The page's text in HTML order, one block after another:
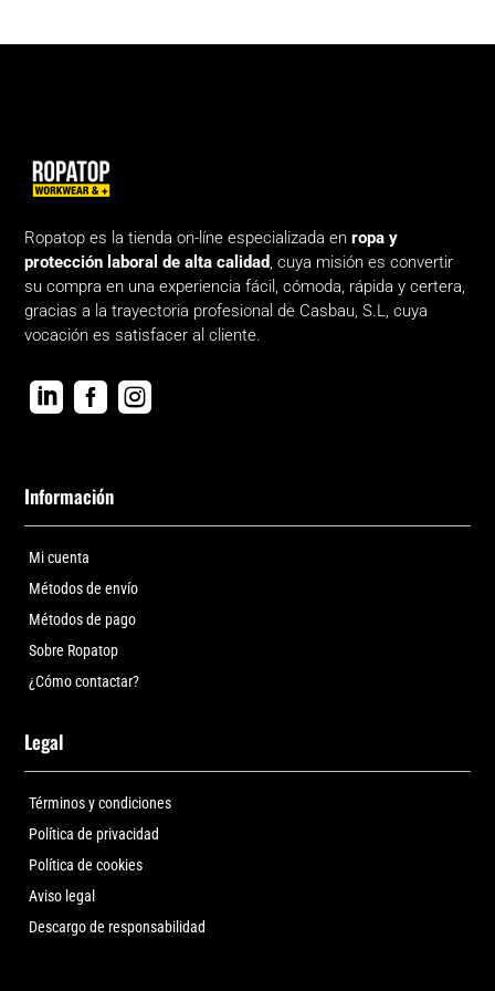
Ropatop es la tienda on-líne especializada enropa y
protección laboral de alta calidad, cuya misión es convertir
su compra en una experiencia fácil, cómoda, rápida y certera,
gracias a la trayectoria profesional de Casbau, S.L, cuya
vocación es satisfacer al cliente.
  
Información
Mi cuenta
Métodos de envío
Métodos de pago
Sobre Ropatop
¿Cómo contactar?
Legal
Términos y condiciones
Política de privacidad
Política de cookies
Aviso legal
Descargo de responsabilidad